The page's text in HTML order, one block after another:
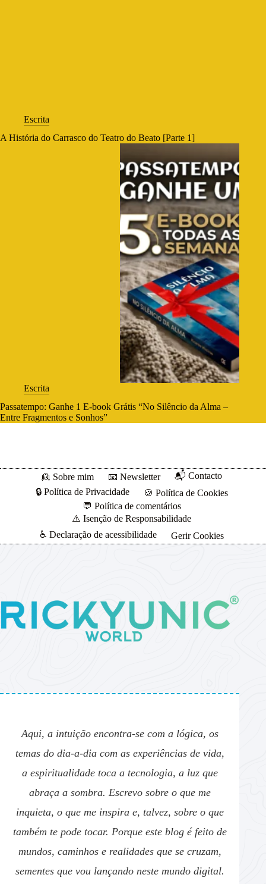
Escrita
A História do Carrasco do Teatro do Beato [Parte 1]
Escrita
Passatempo: Ganhe 1 E-book Grátis “No Silêncio da Alma –
Entre Fragmentos e Sonhos”
👱 Sobre mim 📧 Newsletter
📬 Contacto
🔒 Política de Privacidade
🍪 Política de Cookies
💬 Política de comentários
⚠️ Isenção de Responsabilidade
♿ Declaração de acessibilidade
Gerir Cookies
Aqui, a intuição encontra-se com a lógica, os
temas do dia-a-dia com as experiências de vida,
a espiritualidade toca a tecnologia, a luz que
abraça a sombra. Escrevo sobre o que me
inquieta, o que me inspira e, talvez, sobre o que
também te pode tocar. Porque este blog é feito de
mundos, caminhos e realidades que se cruzam,
sementes que vou lançando neste mundo digital.